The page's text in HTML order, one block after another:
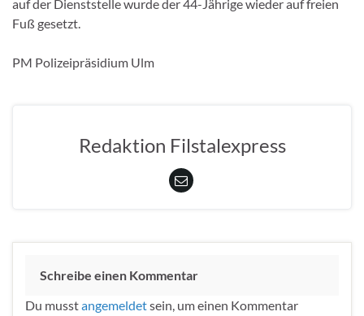
auf der Dienststelle wurde der 44-Jährige wieder auf freien
Fuß gesetzt.
PM Polizeipräsidium Ulm
Redaktion Filstalexpress
Schreibe einen Kommentar
Du musstangemeldetsein, um einen Kommentar